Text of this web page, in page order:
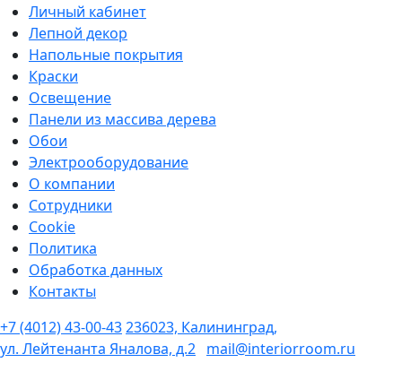
Личный кабинет
Лепной декор
Напольные покрытия
Краски
Освещение
Панели из массива дерева
Обои
Электрооборудование
О компании
Сотрудники
Cookie
Политика
Обработка данных
Контакты
+7 (4012) 43-00-43236023, Калининград,
ул. Лейтенанта Яналова, д.2 mail@interiorroom.ru